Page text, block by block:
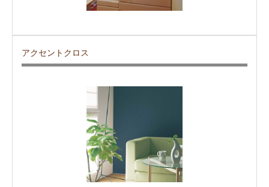
アクセントクロス